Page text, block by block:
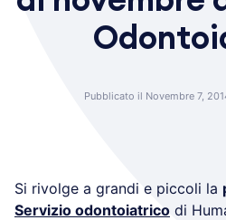
Pubblicato il Novembre 7,
Si rivolge a grandi e piccoli la
Servizio odontoiatrico di